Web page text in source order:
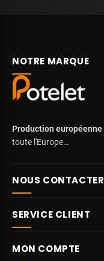
NOTRE MARQUE
Production européenne
toute l'Europe…
NOUS CONTACTER
4710 Lontzen
SERVICE CLIENT
MON COMPTE